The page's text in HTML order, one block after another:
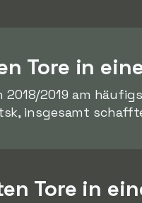
Tore in
2018/2019 am
insgesamt
Tore in